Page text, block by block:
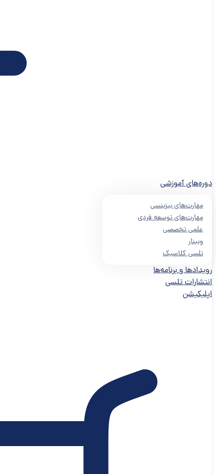
دوره‌های آموزشی
مهارت‌های بیزینسی
مهارت‌های توسعه فردی
علمی تخصصی
وبینار
تلسی کلاسیک
رویدادها و برنامه‌ها
انتشارات تلسی
اپلیکیشن